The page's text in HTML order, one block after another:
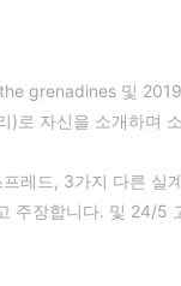
grenadines 및 2019
)로 자신을 소개하며 소
레드, 3가지 다른 실계
주장합니다. 및 24/5